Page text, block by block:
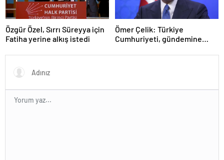
Özgür Özel, Sırrı Süreyya için
Fatiha yerine alkış istedi
Ömer Çelik: Türkiye
Cumhuriyeti, gündemine